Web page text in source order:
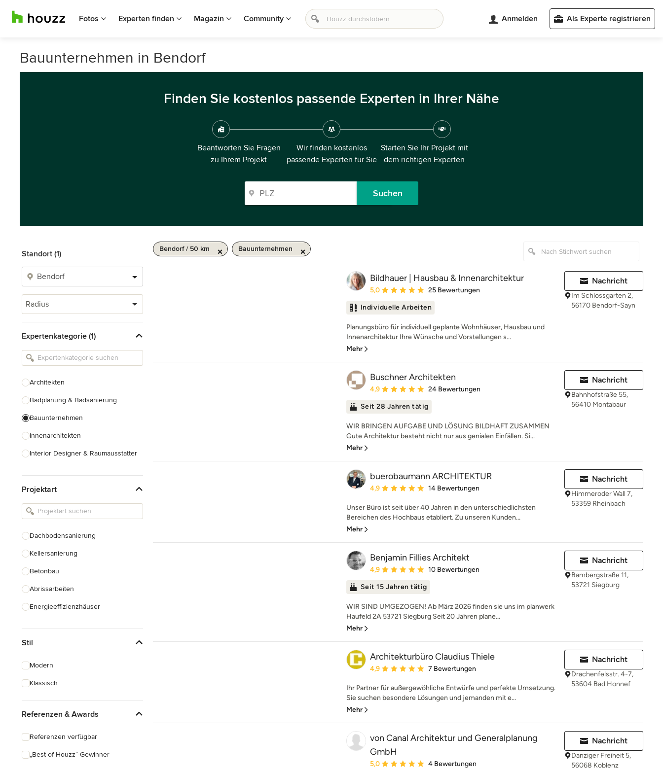
Fotos Experten finden Magazin Community Anmelden Als Experte registrieren
Bauunternehmen in Bendorf
Finden Sie kostenlos passende Experten in Ihrer Nähe
Beantworten Sie Fragen
zu Ihrem Projekt
Wir finden kostenlos
passende Experten für Sie
Starten Sie Ihr Projekt mit
dem richtigen Experten
Suchen
Standort (1)
Radius
Expertenkategorie (1)
Architekten
Badplanung & Badsanierung
Bauunternehmen
Innenarchitekten
Interior Designer & Raumausstatter
Landschaftsarchitekten
Armaturen & Sanitärbedarf
Projektart
Dachbodensanierung
Kellersanierung
Betonbau
Abrissarbeiten
Energieeffizienzhäuser
Garagenbau
Alle anzeigen
Stil
Modern
Klassisch
Referenzen & Awards
Referenzen verfügbar
„Best of Houzz“-Gewinner
Bendorf / 50 km Bauunternehmen
Bildhauer | Hausbau & Innenarchitektur
Durchschnittliche Bewertung: 5 von 5 Sternen
5,0 25 Bewertungen
Individuelle Arbeiten
Planungsbüro für individuell geplante Wohnhäuser, Hausbau und
Innenarchitektur Ihre Wünsche und Vorstellungen s...
Mehr
Nachricht
Im Schlossgarten 2,
56170 Bendorf-Sayn
Buschner Architekten
Durchschnittliche Bewertung: 4.9 von 5 Sternen
4,9 24 Bewertungen
Seit 28 Jahren tätig
WIR BRINGEN AUFGABE UND LÖSUNG BILDHAFT ZUSAMMEN
Gute Architektur besteht nicht nur aus genialen Einfällen. Si...
Mehr
Nachricht
Bahnhofstraße 55,
56410 Montabaur
buerobaumann ARCHITEKTUR
Durchschnittliche Bewertung: 4.9 von 5 Sternen
4,9 14 Bewertungen
Unser Büro ist seit über 40 Jahren in den unterschiedlichsten
Bereichen des Hochbaus etabliert. Zu unseren Kunden...
Mehr
Nachricht
Himmeroder Wall 7,
53359 Rheinbach
Benjamin Fillies Architekt
Durchschnittliche Bewertung: 4.9 von 5 Sternen
4,9 10 Bewertungen
Seit 15 Jahren tätig
WIR SIND UMGEZOGEN! Ab März 2026 finden sie uns im planwerk
Haufeld 2A 53721 Siegburg Seit 20 Jahren plane...
Mehr
Nachricht
Bambergstraße 11,
53721 Siegburg
Architekturbüro Claudius Thiele
Durchschnittliche Bewertung: 4.9 von 5 Sternen
4,9 7 Bewertungen
Ihr Partner für außergewöhliche Entwürfe und perfekte Umsetzung.
Sie suchen besondere Lösungen und jemanden mit e...
Mehr
Nachricht
Drachenfelsstr. 4-7,
53604 Bad Honnef
von Canal Architektur und Generalplanung
GmbH
Durchschnittliche Bewertung: 5 von 5 Sternen
5,0 4 Bewertungen
Nachricht
Danziger Freiheit 5,
56068 Koblenz